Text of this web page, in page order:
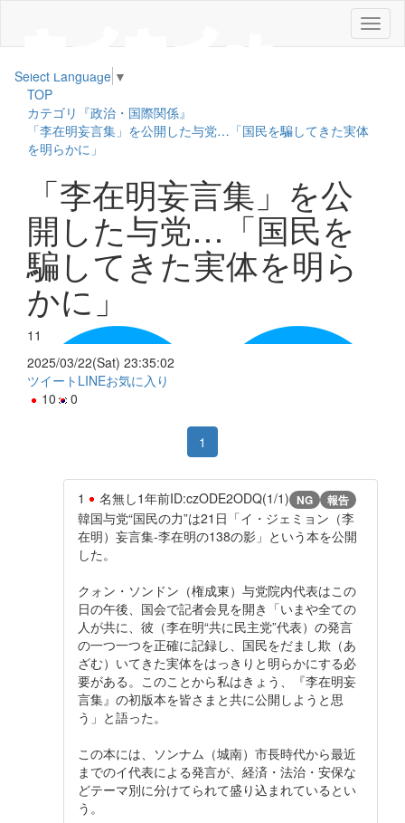
メ
ニ
Select Language ▼
TOP
カテゴリ『政治・国際関係』
「李在明妄言集」を公開した与党…「国民を騙してきた実体
を明らかに」
「李在明妄言集」を公
開した与党…「国民を
騙してきた実体を明ら
かに」
11
2025/03/22(Sat) 23:35:02
ツイート LINEお気に入り
10
0
1
1 名無し1年前ID:czODE2ODQ(1/1) NG 報告
韓国与党“国民の力”は21日「イ・ジェミョン（李
在明）妄言集-李在明の138の影」という本を公開
した。
クォン・ソンドン（権成東）与党院内代表はこの
日の午後、国会で記者会見を開き「いまや全ての
人が共に、彼（李在明“共に民主党”代表）の発言
の一つ一つを正確に記録し、国民をだまし欺（あ
ざむ）いてきた実体をはっきりと明らかにする必
要がある。このことから私はきょう、『李在明妄
言集』の初版本を皆さまと共に公開しようと思
う」と語った。
この本には、ソンナム（城南）市長時代から最近
までのイ代表による発言が、経済・法治・安保な
どテーマ別に分けてられて盛り込まれているとい
う。